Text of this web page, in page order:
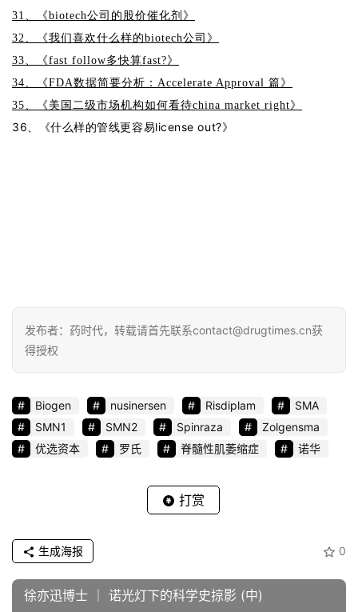
31、《biotech公司的股价催化剂》
32、《我们喜欢什么样的biotech公司》
33、《fast follow多快算fast?》
34、《FDA数据简要分析： Accelerate Approval 篇》
35、《美国二级市场机构如何看待china market right》
36、《什么样的管线更容易license out?》
发布者：药时代，转载请首先联系contact@drugtimes.cn获
得授权
Biogen nusinersen Risdiplam
SMA
SMN1
SMN2 Spinraza
Zolgensma
优选资本
罗氏 脊髓性肌萎缩症 诺华
打赏
0
生成海报
徐亦迅博士 ｜ 诺光灯下的科学史掠影 (中)